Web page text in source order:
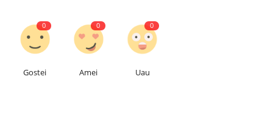
0
Gostei
0
Amei
0
Uau